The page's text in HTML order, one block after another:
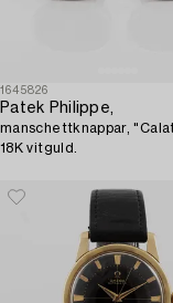
1645826
Patek Philippe,
manschettknappar,
18K vitguld.